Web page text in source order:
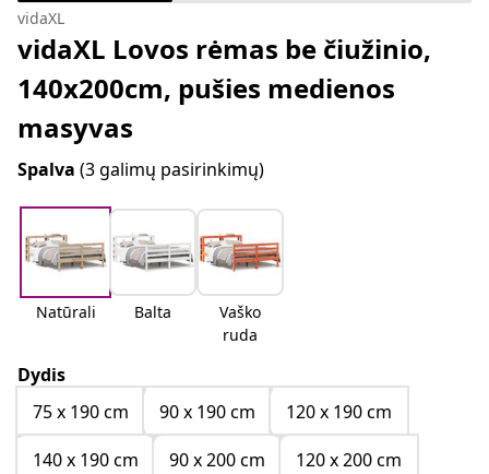
vidaXL
vidaXL Lovos rėmas be čiužinio,
140x200cm, pušies medienos
masyvas
Spalva (3 galimų pasirinkimų)
Natūrali Balta
Vaško
ruda
Dydis
75 x 190 cm
90 x 190 cm
120 x 190 cm
140 x 190 cm
90 x 200 cm
120 x 200 cm